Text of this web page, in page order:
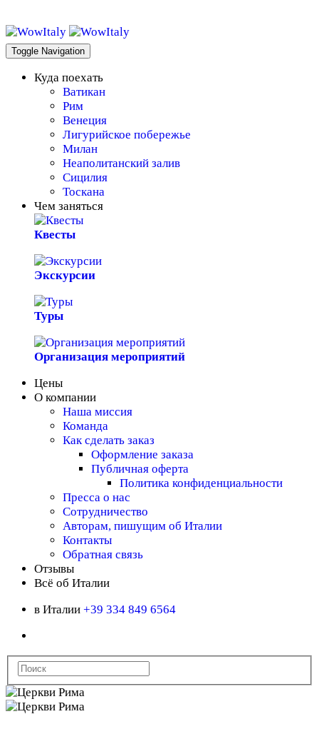
Toggle Navigation
Куда поехать
Ватикан
Рим
Венеция
Лигурийское побережье
Милан
Неаполитанский залив
Сицилия
Тоскана
Чем заняться
Квесты
Экскурсии
Туры
Организация мероприятий
Цены
О компании
Наша миссия
Команда
Как сделать заказ
Оформление заказа
Публичная оферта
Политика конфиденциальности
Пресса о нас
Сотрудничество
Авторам, пишущим об Италии
Контакты
Обратная связь
Отзывы
Всё об Италии
в Италии +39 334 849 6564